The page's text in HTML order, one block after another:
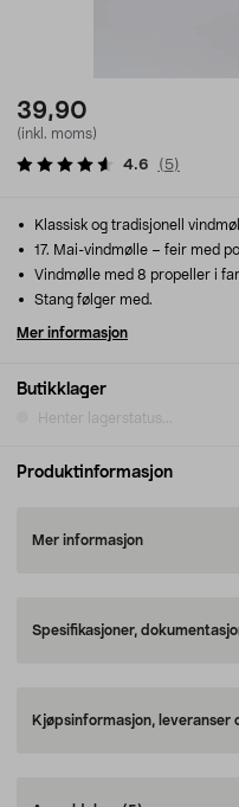
39,90
(inkl. moms)
4.6 ( 5)
Butikklager
Henter lagerstatus...
Klassisk og tradisjonell
17. Mai-vindmølle – feir med
Vindmølle med 8 propeller i
Stang følger med.
Mer informasjon
Produktinformasjon
Mer informasjon
Spesifikasjoner,
Kjøpsinformasjon, leveranser